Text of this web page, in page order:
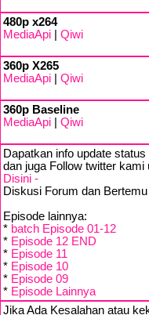
480p x264
MediaApi
Qiwi
360p X265
MediaApi
Qiwi
360p Baseline
MediaApi
Qiwi
Dapatkan info update
dan juga Follow twitter
Disini -
Diskusi Forum dan
Episode lainnya:
* batch Episode 01-12
* Episode 12 END
* Episode 11
* Episode 10
* Episode 09
* Episode Lainnya
Jika Ada Kesalahan atau